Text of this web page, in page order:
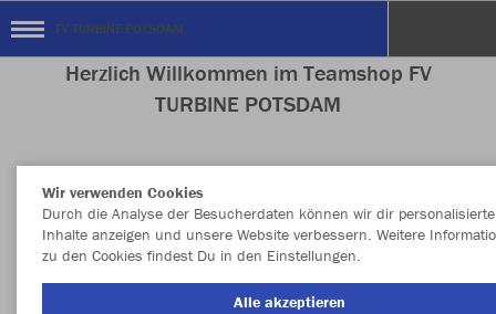
FV TURBINE POTSDAM
Herzlich Willkommen im Teamshop FV
TURBINE POTSDAM
Nachhaltig Farbe
Wir verwenden Cookies
Durch die Analyse der Besucherdaten können wir dir personalisierte
Inhalte anzeigen und unsere Website verbessern. Weitere
zu den Cookies findest Du in den Einstellungen.
Alle akzeptieren